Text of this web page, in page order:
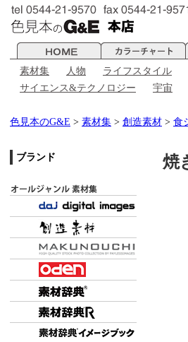
素材集 人物 ライフスタイル
サイエンス&テクノロジー
宇宙
色見本のG&E > 素材集 > 創造素材 > 食
ブランド 焼